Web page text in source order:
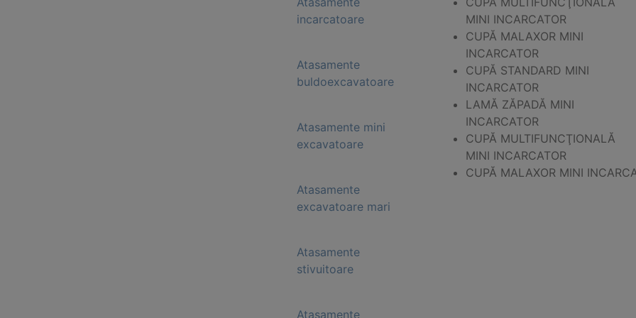
incarcatoare
Atasamente
buldoexcavatoare
Atasamente mini
excavatoare
Atasamente
excavatoare mari
Atasamente
stivuitoare
Atasamente
MINI INCARCATOR
CUPĂ MALAXOR MINI
INCARCATOR
CUPĂ STANDARD MINI
INCARCATOR
LAMĂ ZĂPADĂ MINI
INCARCATOR
CUPĂ MULTIFUNCŢIONALĂ
MINI INCARCATOR
CUPĂ MALAXOR MINI